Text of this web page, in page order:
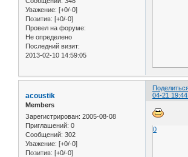
Уважение: [+0/-0]
Позитив: [+0/-0]
Провел на форуме:
Не определено
Последний визит:
2013-02-10 14:59:05
04-21
acoustik
Members
Зарегистрирован: 2005-08-08
Приглашений: 0
Сообщений: 302
Уважение: [+0/-0]
Позитив: [+0/-0]
0